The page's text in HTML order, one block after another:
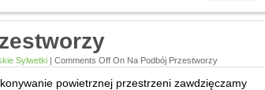
Sylwetki | Comments Off On Na Podbój Przestworzy
powietrznej przestrzeni zawdzięczamy